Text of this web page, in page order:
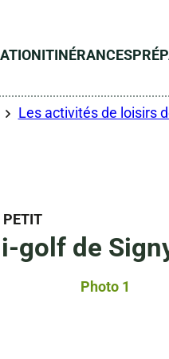
ITINÉRANCES
Les activités de loisirs
PETIT
golf de
Photo 1, ©